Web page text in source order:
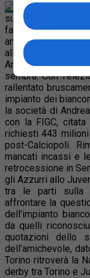
La
suggestiva ed è
fatto alla Juventus
amichevole di
allo Juventus
Antonio Conte, ma
sembra. Con
rallentato
impianto dei
la società di
con la FIGC, citata
richiesti 443
post-Calciopoli.
mancati incassi e
retrocessione in
gli Azzurri allo
tra le parti sulla
affrontare la
dell’impianto
da quelli
quotazioni dello
dell’amichevole,
Torino ritroverà la
derby tra Torino e